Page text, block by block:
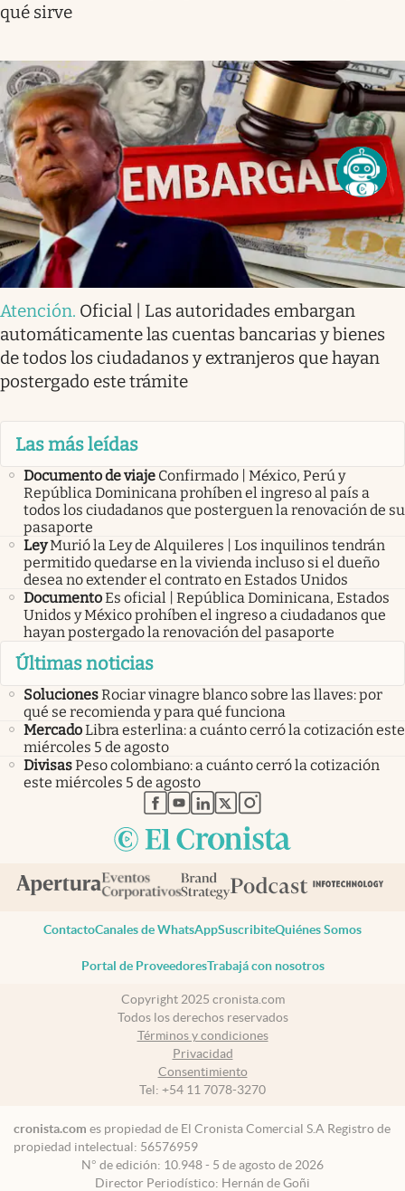
qué sirve
Atención. Oficial | Las autoridades embargan
automáticamente las cuentas bancarias y bienes
de todos los ciudadanos y extranjeros que hayan
postergado este trámite
Las más leídas
Documento de viaje Confirmado | México, Perú y
República Dominicana prohíben el ingreso al país a
todos los ciudadanos que posterguen la renovación de su
pasaporte
LeyMurió la Ley de Alquileres | Los inquilinos tendrán
permitido quedarse en la vivienda incluso si el dueño
desea no extender el contrato en Estados Unidos
DocumentoEs oficial | República Dominicana, Estados
Unidos y México prohíben el ingreso a ciudadanos que
hayan postergado la renovación del pasaporte
Últimas noticias
SolucionesRociar vinagre blanco sobre las llaves: por
qué se recomienda y para qué funciona
MercadoLibra esterlina: a cuánto cerró la cotización este
miércoles 5 de agosto
DivisasPeso colombiano: a cuánto cerró la cotización
este miércoles 5 de agosto
abre en nueva pestaña
abre en nueva pestaña
abre en nueva pestaña
abre en nueva pestaña
abre en nueva pestaña
ContactoCanales de WhatsAppSuscribiteQuiénes Somos
Portal de ProveedoresTrabajá con nosotros
Copyright 2025 cronista.com
Todos los derechos reservados
Términos y condiciones
Privacidad
Consentimiento
Tel: +54 11 7078-3270
cronista.com es propiedad de El Cronista Comercial S.A Registro de
propiedad intelectual: 56576959
N° de edición: 10.948 - 5 de agosto de 2026
Director Periodístico: Hernán de Goñi